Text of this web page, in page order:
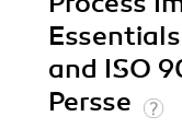
and ISO
Persse